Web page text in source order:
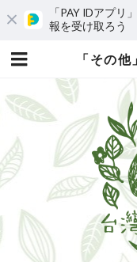
「PAY IDアプリ
報を受け取ろう